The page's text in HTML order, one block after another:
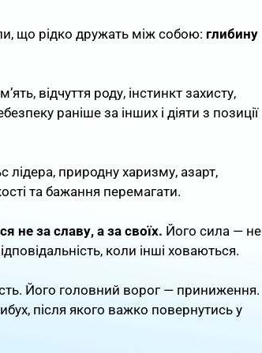
що рідко дружать між собою: глибину
відчуття роду, інстинкт захисту,
раніше за інших і діяти з позиції
лідера, природну харизму, азарт,
та бажання перемагати.
не за славу, а за своїх. Його сила — не
коли інші ховаються.
Його головний ворог — приниження.
після якого важко повернутись у